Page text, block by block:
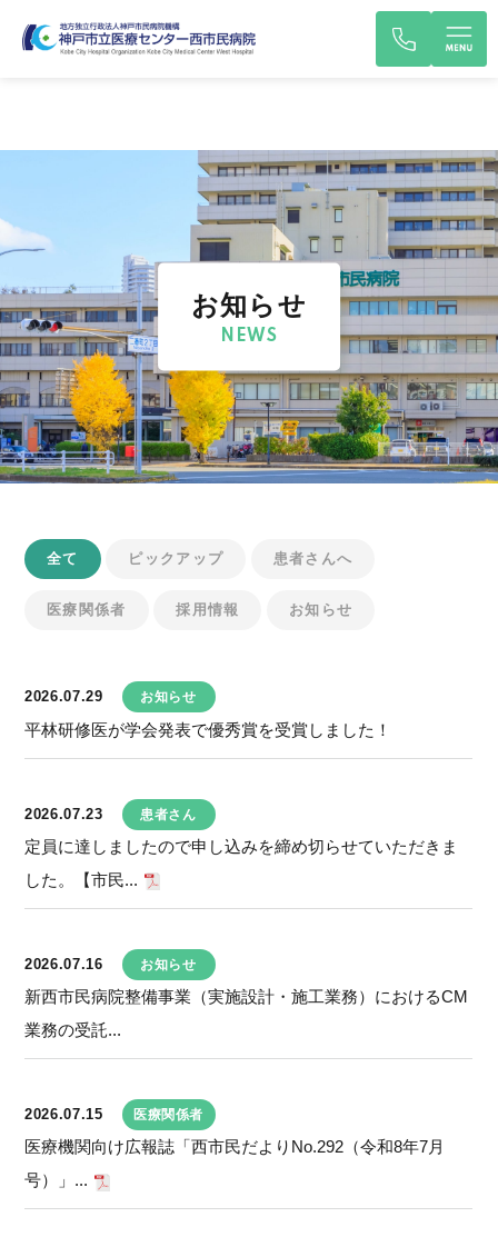
お知らせ
NEWS
全て ピックアップ 患者さんへ
医療関係者 採用情報 お知らせ
2026.07.29 お知らせ
平林研修医が学会発表で優秀賞を受賞しました！
2026.07.23 患者さん
定員に達しましたので申し込みを締め切らせていただきま
した。【市民...
2026.07.16 お知らせ
新西市民病院整備事業（実施設計・施工業務）におけるCM
業務の受託...
2026.07.15 医療関係者
医療機関向け広報誌「西市民だよりNo.292（令和8年7月
号）」...